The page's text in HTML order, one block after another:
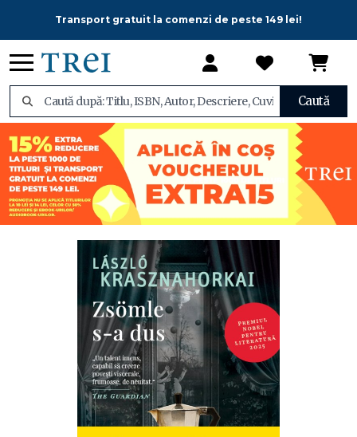
Transport gratuit la comenzi de peste 149 lei!
Caută